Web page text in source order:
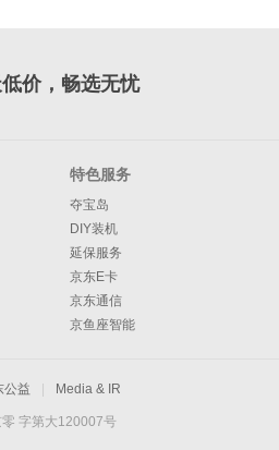
价，畅选无忧
特色服务
夺宝岛
DIY装机
延保服务
京东E卡
京东通信
京鱼座智能
公益 Media & IR
零 字第大120007号